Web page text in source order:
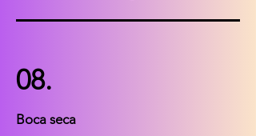
08.
Boca seca